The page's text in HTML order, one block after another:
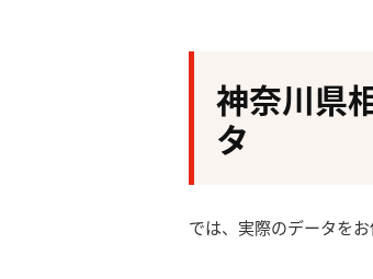
神奈川県
タ
では、実際のデータをお